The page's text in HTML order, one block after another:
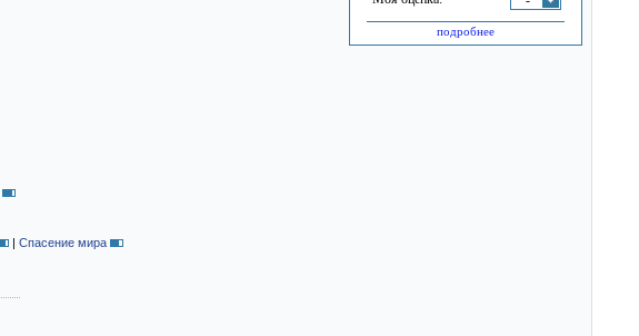
подробнее
| Спасение мира